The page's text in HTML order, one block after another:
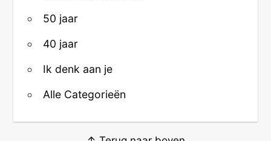
50 jaar
40 jaar
Ik denk aan je
Alle Categorieën